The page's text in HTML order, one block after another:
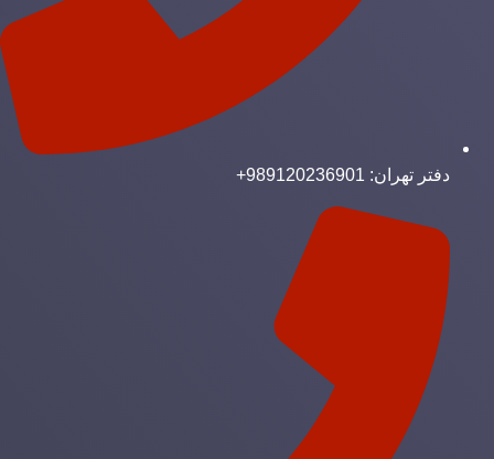
دفتر تهران: 989120236901+